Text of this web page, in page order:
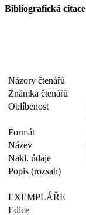
Bibliografická citace
Názory čtenářů
Známka čtenářů
Oblíbenost
Formát
Název
Nakl. údaje
Popis (rozsah)
EXEMPLÁŘE
Edice